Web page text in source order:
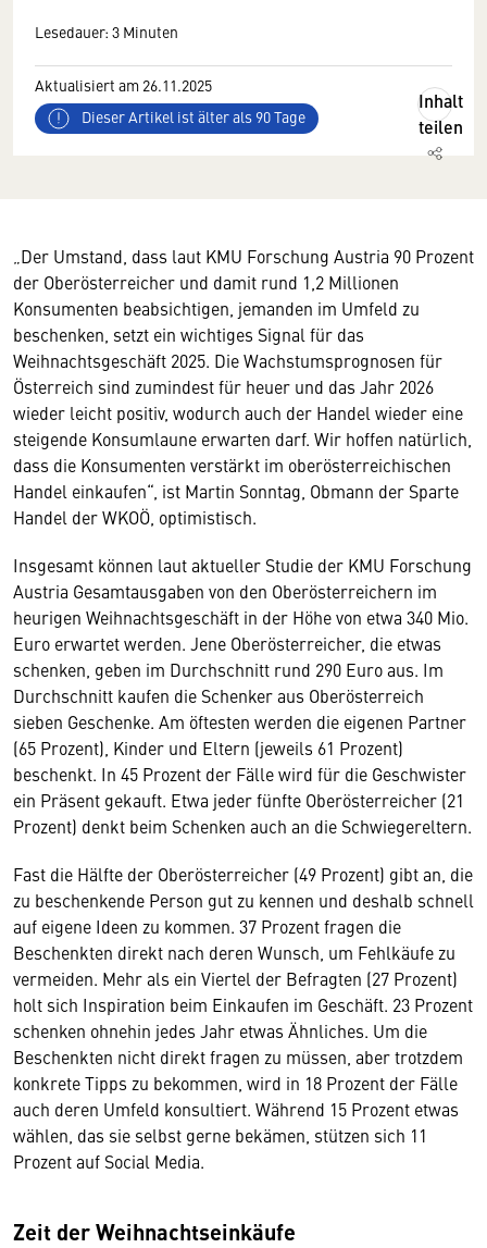
Lesedauer: 3 Minuten
Aktualisiert am 26.11.2025
Dieser Artikel ist älter als 90 Tage
Inhalt
teilen
„Der Umstand, dass laut KMU Forschung Austria 90 Prozent
der Oberösterreicher und damit rund 1,2 Millionen
Konsumenten beabsichtigen, jemanden im Umfeld zu
beschenken, setzt ein wichtiges Signal für das
Weihnachtsgeschäft 2025. Die Wachstumsprognosen für
Österreich sind zumindest für heuer und das Jahr 2026
wieder leicht positiv, wodurch auch der Handel wieder eine
steigende Konsumlaune erwarten darf. Wir hoffen natürlich,
dass die Konsumenten verstärkt im oberösterreichischen
Handel einkaufen“, ist Martin Sonntag, Obmann der Sparte
Handel der WKOÖ, optimistisch.
Insgesamt können laut aktueller Studie der KMU Forschung
Austria Gesamtausgaben von den Oberösterreichern im
heurigen Weihnachtsgeschäft in der Höhe von etwa 340 Mio.
Euro erwartet werden. Jene Oberösterreicher, die etwas
schenken, geben im Durchschnitt rund 290 Euro aus. Im
Durchschnitt kaufen die Schenker aus Oberösterreich
sieben Geschenke. Am öftesten werden die eigenen Partner
(65 Prozent), Kinder und Eltern (jeweils 61 Prozent)
beschenkt. In 45 Prozent der Fälle wird für die Geschwister
ein Präsent gekauft. Etwa jeder fünfte Oberösterreicher (21
Prozent) denkt beim Schenken auch an die Schwiegereltern.
Fast die Hälfte der Oberösterreicher (49 Prozent) gibt an, die
zu beschenkende Person gut zu kennen und deshalb schnell
auf eigene Ideen zu kommen. 37 Prozent fragen die
Beschenkten direkt nach deren Wunsch, um Fehlkäufe zu
vermeiden. Mehr als ein Viertel der Befragten (27 Prozent)
holt sich Inspiration beim Einkaufen im Geschäft. 23 Prozent
schenken ohnehin jedes Jahr etwas Ähnliches. Um die
Beschenkten nicht direkt fragen zu müssen, aber trotzdem
konkrete Tipps zu bekommen, wird in 18 Prozent der Fälle
auch deren Umfeld konsultiert. Während 15 Prozent etwas
wählen, das sie selbst gerne bekämen, stützen sich 11
Prozent auf Social Media.
Zeit der Weihnachtseinkäufe